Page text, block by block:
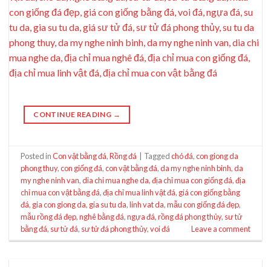
CONTINUE READING →
Posted inCon vật bằng đá,Rồng đá Taggedchó đá,con giong da
phong thuy,con giống đá,con vật bằng đá,da my nghe ninh binh,da
my nghe ninh van,dia chi mua nghe da,địa chỉ mua con giống đá,địa
chỉ mua con vật bằng đá,địa chỉ mua linh vật đá, giá con giống bằng
đá, gia con giong da, gia su tu da,linh vat da,mẫu con giống đá đẹp,
mẫu rồng đá đẹp,nghê bằng đá,ngựa đá,rồng đá phong thủy, sư tử
bằng đá, sư tử đá, sư tử đá phong thủy,voi đá Leave a comment